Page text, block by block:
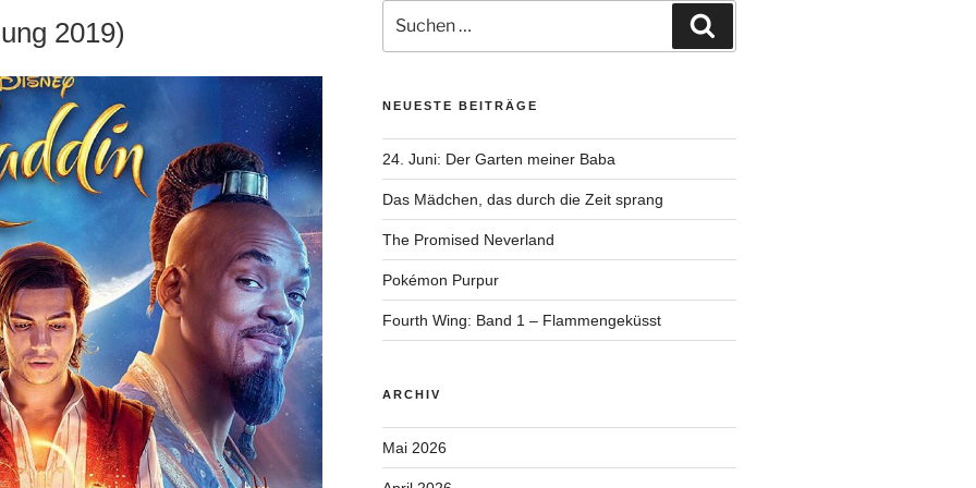
2019)
nach:
NEUESTE BEITRÄGE
24. Juni: Der Garten meiner Baba
Das Mädchen, das durch die Zeit sprang
The Promised Neverland
Pokémon Purpur
Fourth Wing: Band 1 – Flammengeküsst
ARCHIV
Mai 2026